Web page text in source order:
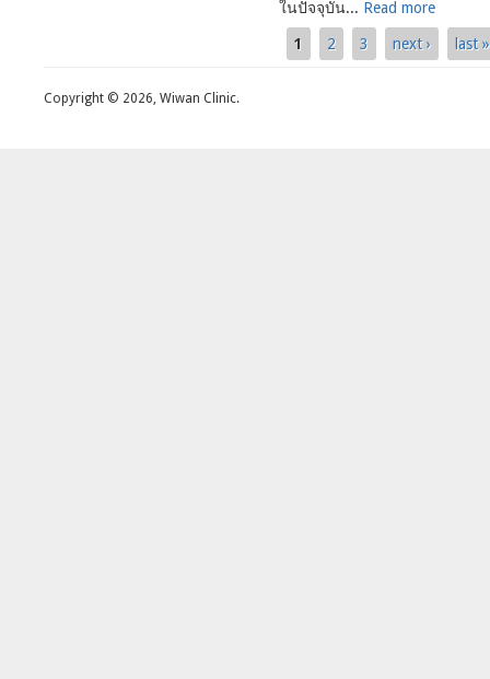
ในปัจจุบัน... Read more
1 2 3 next › last »
Copyright © 2026, Wiwan Clinic.